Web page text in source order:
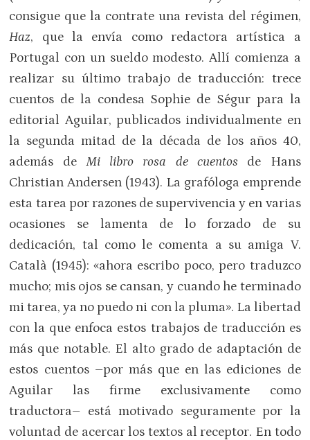
consigue que la contrate una revista del régimen,
Haz, que la envía como redactora artística a
Portugal con un sueldo modesto. Allí comienza a
realizar su último trabajo de traducción: trece
cuentos de la condesa Sophie de Ségur para la
editorial Aguilar, publicados individualmente en
la segunda mitad de la década de los años 40,
además de Mi libro rosa de cuentos de Hans
Christian Andersen (1943). La grafóloga emprende
esta tarea por razones de supervivencia y en varias
ocasiones se lamenta de lo forzado de su
dedicación, tal como le comenta a su amiga V.
Català (1945): «ahora escribo poco, pero traduzco
mucho; mis ojos se cansan, y cuando he terminado
mi tarea, ya no puedo ni con la pluma». La libertad
con la que enfoca estos trabajos de traducción es
más que notable. El alto grado de adaptación de
estos cuentos –por más que en las ediciones de
Aguilar las firme exclusivamente como
traductora– está motivado seguramente por la
voluntad de acercar los textos al receptor. En todo